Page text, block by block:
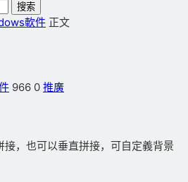
搜索
軟件 正文
966 0 推廣
，也可以垂直拼接，可自定義背景